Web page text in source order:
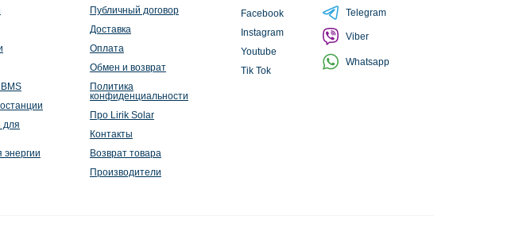
для
Публичный договор
Доставка
Оплата
Обмен и возврат
Политика
конфиденциальности
Про Lirik Solar
Контакты
Возврат товара
Производители
Facebook
Instagram
Youtube
Tik Tok
Telegram
Viber
Whatsapp